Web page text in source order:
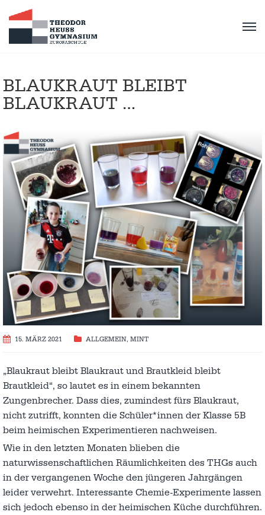
BLAUKRAUT BLEIBT
BLAUKRAUT …
15. MÄRZ 2021 ALLGEMEIN, MINT
„Blaukraut bleibt Blaukraut und Brautkleid bleibt
Brautkleid“, so lautet es in einem bekannten
Zungenbrecher. Dass dies, zumindest fürs Blaukraut,
nicht zutrifft, konnten die Schüler*innen der Klasse 5B
beim heimischen Experimentieren nachweisen.
Wie in den letzten Monaten blieben die
naturwissenschaftlichen Räumlichkeiten des THGs auch
in der vergangenen Woche den jüngeren Jahrgängen
leider verwehrt. Interessante Chemie-Experimente lassen
sich jedoch ebenso in der heimischen Küche durchführen.